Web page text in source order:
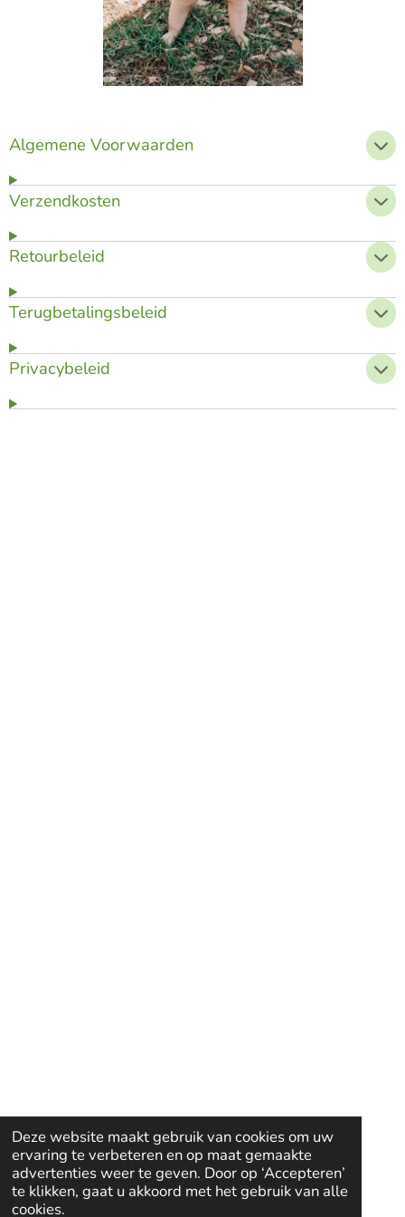
Deze website maakt gebruik van cookies om uw
ervaring te verbeteren en op maat gemaakte
advertenties weer te geven. Door op ‘Accepteren’
te klikken, gaat u akkoord met het gebruik van alle
cookies.
Algemene Voorwaarden
Verzendkosten
Retourbeleid
Terugbetalingsbeleid
Privacybeleid